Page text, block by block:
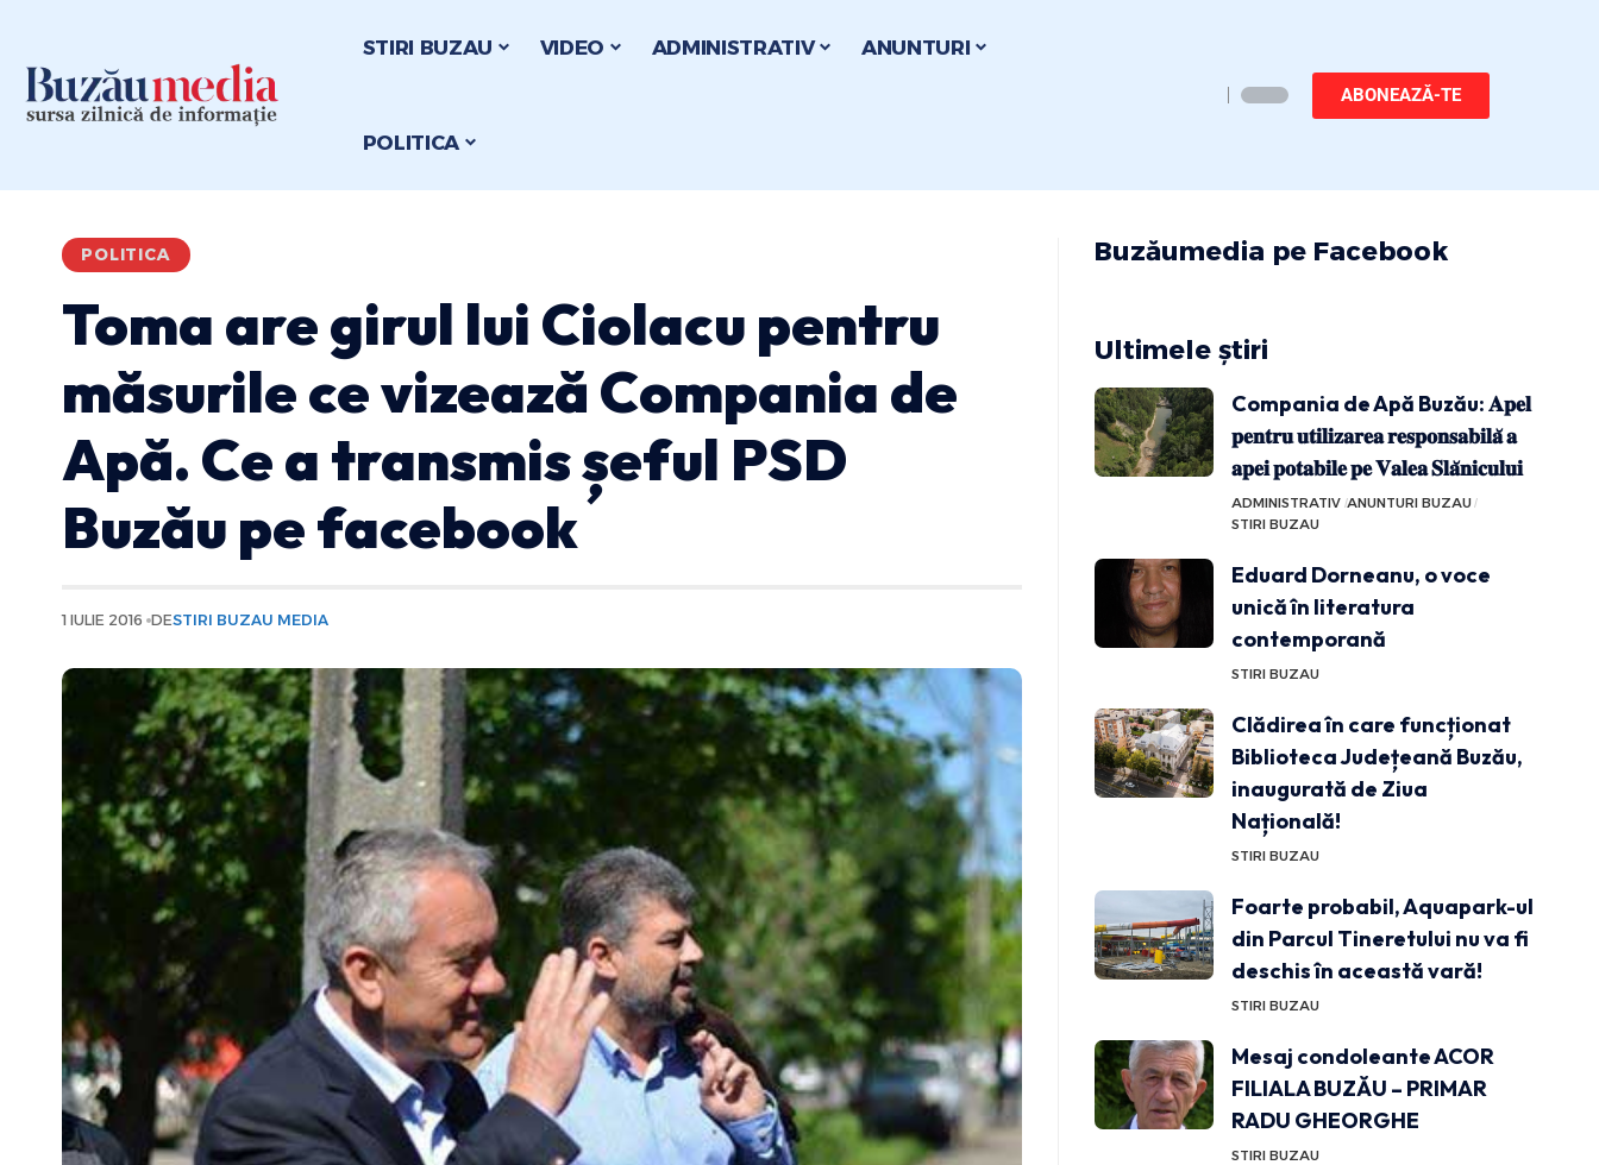
STIRI BUZAU VIDEO ADMINISTRATIV ANUNTURI
POLITICA
ABONEAZĂ-TE
POLITICA
Toma are girul lui Ciolacu pentru
măsurile ce vizează Compania de
Apă. Ce a transmis șeful PSD
Buzău pe facebook
1 IULIE 2016 DESTIRI BUZAU MEDIA
Buzăumedia pe Facebook
Ultimele știri
Compania de Apă Buzău: 𝐀𝐩𝐞𝐥
𝐩𝐞𝐧𝐭𝐫𝐮 𝐮𝐭𝐢𝐥𝐢𝐳𝐚𝐫𝐞𝐚 𝐫𝐞𝐬𝐩𝐨𝐧𝐬𝐚𝐛𝐢𝐥𝐚̆ 𝐚
𝐚𝐩𝐞𝐢 𝐩𝐨𝐭𝐚𝐛𝐢𝐥𝐞 𝐩𝐞 𝐕𝐚𝐥𝐞𝐚 𝐒𝐥𝐚̆𝐧𝐢𝐜𝐮𝐥𝐮𝐢
ADMINISTRATIV ANUNTURI BUZAU
STIRI BUZAU
Eduard Dorneanu, o voce
unică în literatura
contemporană
STIRI BUZAU
Clădirea în care funcționat
Biblioteca Județeană Buzău,
inaugurată de Ziua
Națională!
STIRI BUZAU
Foarte probabil, Aquapark-ul
din Parcul Tineretului nu va fi
deschis în această vară!
STIRI BUZAU
Mesaj condoleante ACOR
FILIALA BUZĂU – PRIMAR
RADU GHEORGHE
STIRI BUZAU